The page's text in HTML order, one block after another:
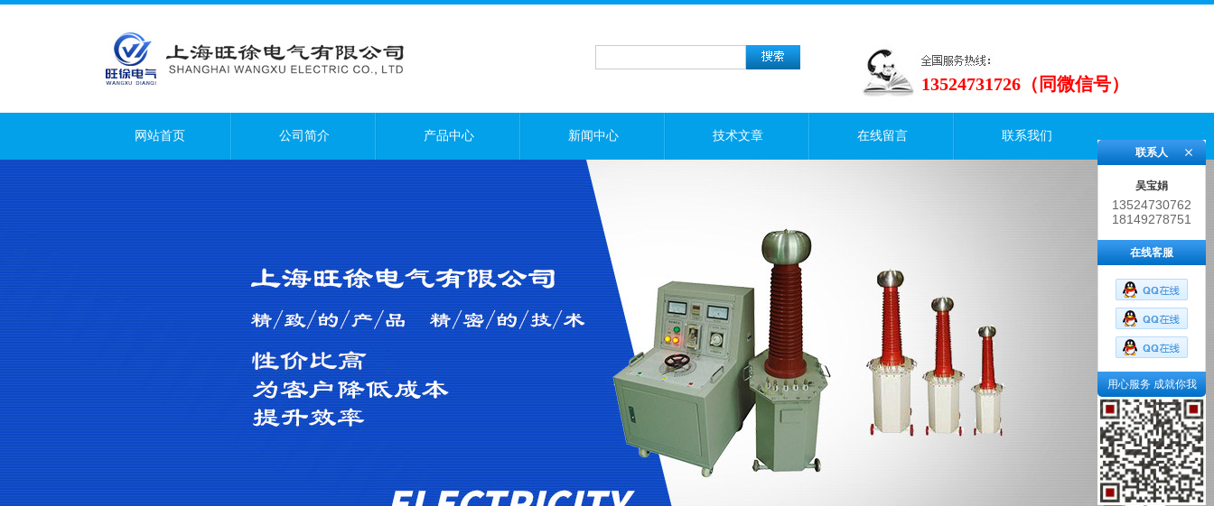
13524731726（同微信号）
网站首页 公司简介 产品中心 新闻中心 技术文章 在线留言 联系我们
联系人
吴宝娟
13524730762
18149278751
在线客服
用心服务 成就你我